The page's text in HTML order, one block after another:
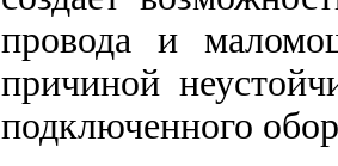
провода и
причиной
подключенного